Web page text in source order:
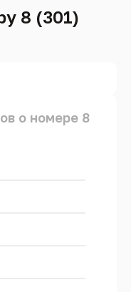
8 (301)
о номере 8